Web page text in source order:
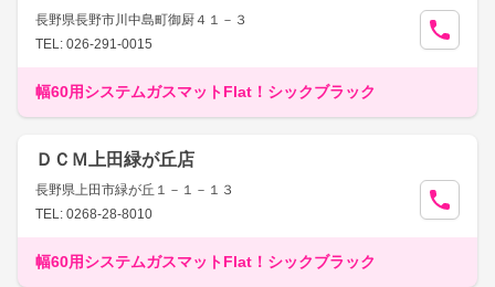
長野県長野市川中島町御厨４１－３
TEL: 026-291-0015
幅60用システムガスマットFlat！シックブラック
ＤＣＭ上田緑が丘店
長野県上田市緑が丘１－１－１３
TEL: 0268-28-8010
幅60用システムガスマットFlat！シックブラック